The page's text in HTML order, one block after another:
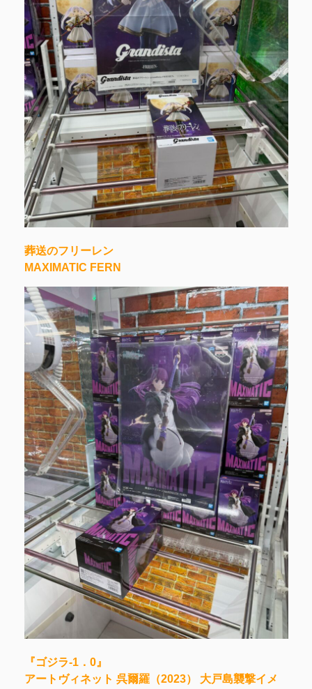
葬送のフリーレン
MAXIMATIC FERN
『ゴジラ-1．0』
アートヴィネット 呉爾羅（2023） 大戸島襲撃イメ